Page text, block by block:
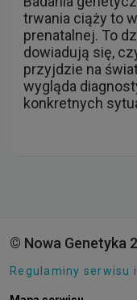
trwania ciąży to
prenatalnej. To
dowiadują się,
przyjdzie na
wygląda
konkretnych
© Nowa Genetyka
Regulaminy serwisu